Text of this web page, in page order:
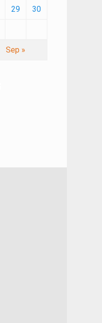
29 30
Sep »